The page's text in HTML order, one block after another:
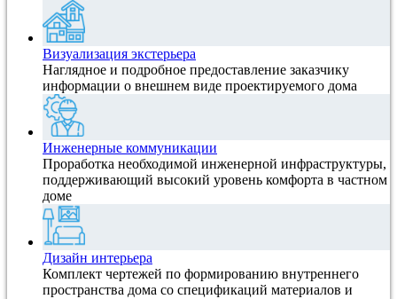
Визуализация экстерьера
Наглядное и подробное предоставление заказчику
информации о внешнем виде проектируемого дома
Инженерные коммуникации
Проработка необходимой инженерной инфраструктуры,
поддерживающий высокий уровень комфорта в частном
доме
Дизайн интерьера
Комплект чертежей по формированию внутреннего
пространства дома со спецификаций материалов и